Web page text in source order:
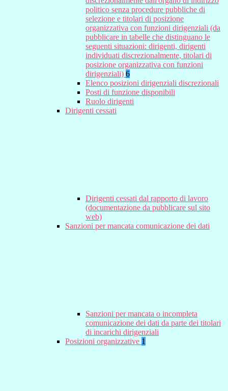
politico senza procedure pubbliche di
selezione e titolari di posizione
organizzativa con funzioni dirigenziali (da
pubblicare in tabelle che distinguano le
seguenti situazioni: dirigenti, dirigenti
individuati discrezionalmente, titolari di
posizione organizzativa con funzioni
dirigenziali) 6
Elenco posizioni dirigenziali discrezionali
Posti di funzione disponibili
Ruolo dirigenti
Dirigenti cessati
Dirigenti cessati dal rapporto di lavoro
(documentazione da pubblicare sul sito
web)
Sanzioni per mancata comunicazione dei dati
Sanzioni per mancata o incompleta
comunicazione dei dati da parte dei titolari
di incarichi dirigenziali
Posizioni organizzative 1